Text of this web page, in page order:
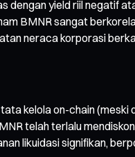
dengan yield riil negatif
BMNR sangat
neraca korporasi
kelola on-chain (meski
telah terlalu
likuidasi signifikan,